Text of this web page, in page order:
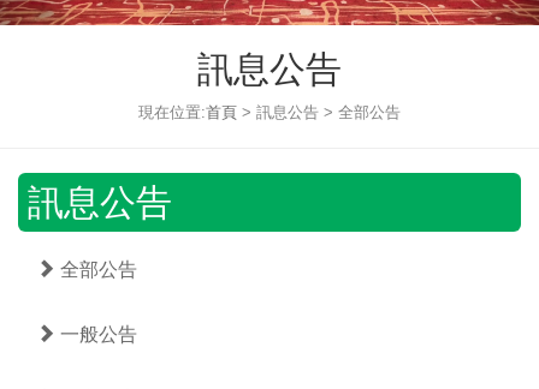
訊息公告
現在位置:首頁 > 訊息公告 > 全部公告
訊息公告
全部公告
一般公告